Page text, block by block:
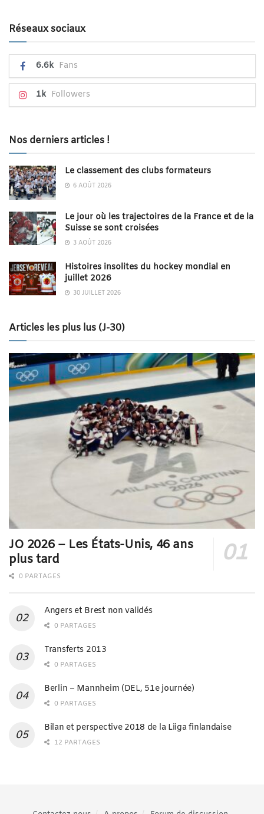
Réseaux sociaux
6.6k Fans
1k Followers
Nos derniers articles !
Le classement des clubs formateurs
6 AOÛT 2026
Le jour où les trajectoires de la France et de la
Suisse se sont croisées
3 AOÛT 2026
Histoires insolites du hockey mondial en
juillet 2026
30 JUILLET 2026
Articles les plus lus (J-30)
JO 2026 – Les États-Unis, 46 ans
plus tard
0 PARTAGES
Angers et Brest non validés
0 PARTAGES
Transferts 2013
0 PARTAGES
Berlin – Mannheim (DEL, 51e journée)
0 PARTAGES
Bilan et perspective 2018 de la Liiga finlandaise
12 PARTAGES